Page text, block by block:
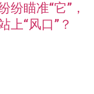
纷瞄准“它”，
上“风口”？